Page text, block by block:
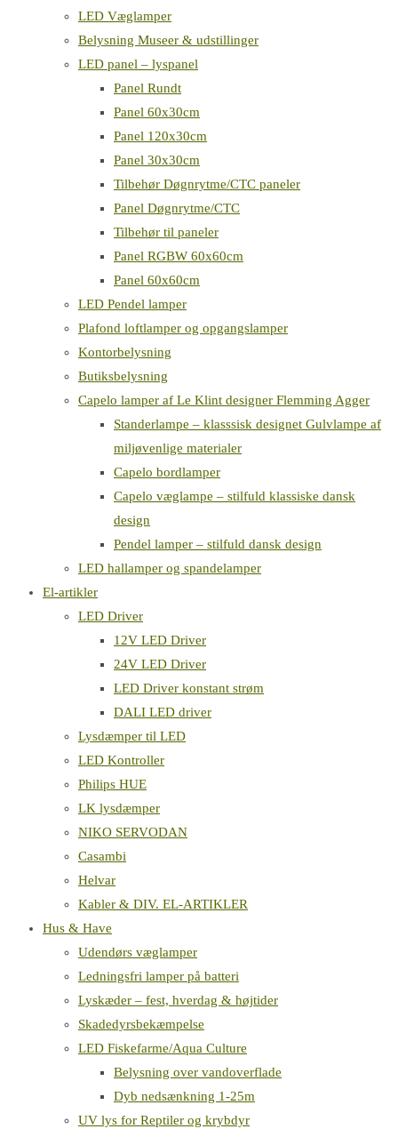
LED Væglamper
Belysning Museer & udstillinger
LED panel – lyspanel
Panel Rundt
Panel 60x30cm
Panel 120x30cm
Panel 30x30cm
Tilbehør Døgnrytme/CTC paneler
Panel Døgnrytme/CTC
Tilbehør til paneler
Panel RGBW 60x60cm
Panel 60x60cm
LED Pendel lamper
Plafond loftlamper og opgangslamper
Kontorbelysning
Butiksbelysning
Capelo lamper af Le Klint designer Flemming Agger
Standerlampe – klasssisk designet Gulvlampe af
miljøvenlige materialer
Capelo bordlamper
Capelo væglampe – stilfuld klassiske dansk
design
Pendel lamper – stilfuld dansk design
LED hallamper og spandelamper
El-artikler
LED Driver
12V LED Driver
24V LED Driver
LED Driver konstant strøm
DALI LED driver
Lysdæmper til LED
LED Kontroller
Philips HUE
LK lysdæmper
NIKO SERVODAN
Casambi
Helvar
Kabler & DIV. EL-ARTIKLER
Hus & Have
Udendørs væglamper
Ledningsfri lamper på batteri
Lyskæder – fest, hverdag & højtider
Skadedyrsbekæmpelse
LED Fiskefarme/Aqua Culture
Belysning over vandoverflade
Dyb nedsænkning 1-25m
UV lys for Reptiler og krybdyr